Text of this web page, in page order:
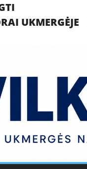
UKMERGĖJE